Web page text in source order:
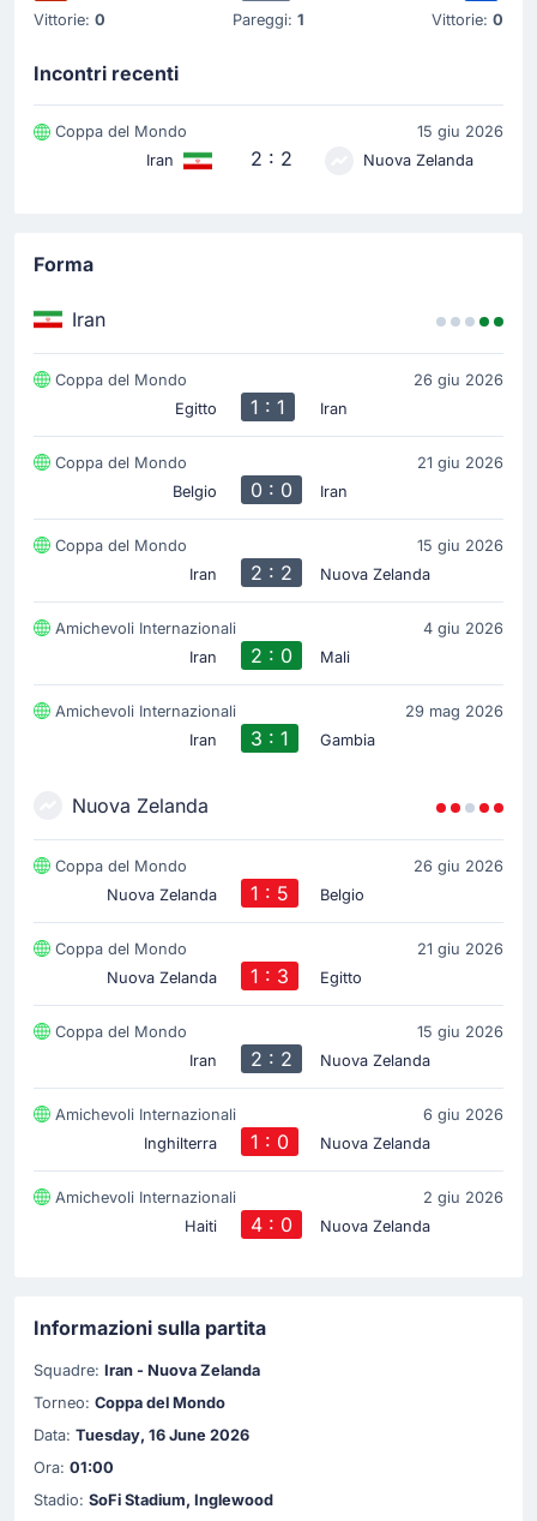
Vittorie: 0
Pareggi: 1
Vittorie: 0
Incontri recenti
Coppa del Mondo
15 giu 2026
Iran
2 : 2 Nuova Zelanda
Forma
Iran
Coppa del Mondo
26 giu 2026
Egitto
1 : 1 Iran
Coppa del Mondo
21 giu 2026
Belgio
0 : 0 Iran
Coppa del Mondo
15 giu 2026
Iran
2 : 2 Nuova Zelanda
Amichevoli Internazionali
4 giu 2026
Iran
2 : 0 Mali
Amichevoli Internazionali
29 mag 2026
Iran
3 : 1 Gambia
Nuova Zelanda
Coppa del Mondo
26 giu 2026
Nuova Zelanda
1 : 5 Belgio
Coppa del Mondo
21 giu 2026
Nuova Zelanda
1 : 3 Egitto
Coppa del Mondo
15 giu 2026
Iran
2 : 2 Nuova Zelanda
Amichevoli Internazionali
6 giu 2026
Inghilterra
1 : 0 Nuova Zelanda
Amichevoli Internazionali
2 giu 2026
Haiti
4 : 0 Nuova Zelanda
Informazioni sulla partita
Squadre: Iran - Nuova Zelanda
Torneo: Coppa del Mondo
Data: Tuesday, 16 June 2026
Ora: 01:00
Stadio: SoFi Stadium, Inglewood